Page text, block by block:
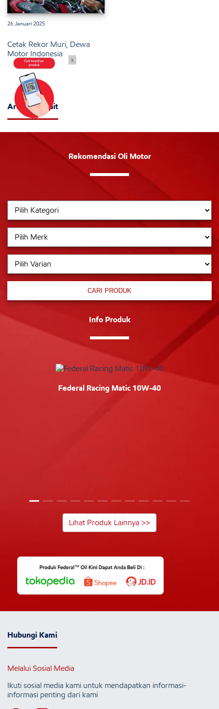
26 Januari 2025
Cetak Rekor Muri, Dewa
Motor Indonesia
Artikel Terkait
Rekomendasi Oli Motor
CARI PRODUK
Info Produk
Federal Racing Matic 10W-40
Lihat Produk Lainnya >>
Hubungi Kami
Melalui Sosial Media
Ikuti sosial media kami untuk mendapatkan informasi-
informasi penting dari kami
x